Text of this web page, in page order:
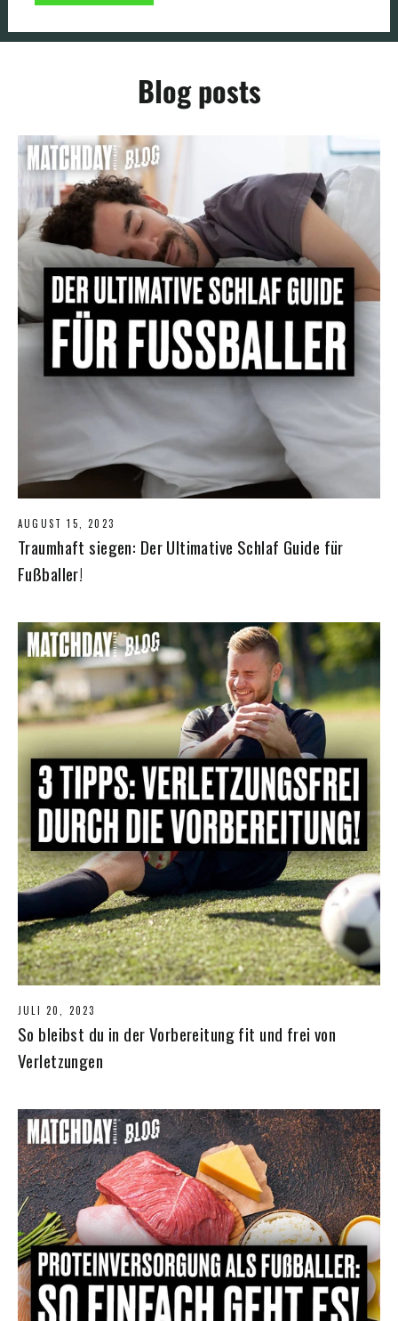
Blog posts
AUGUST 15, 2023
Traumhaft siegen: Der Ultimative Schlaf Guide für
Fußballer!
JULI 20, 2023
So bleibst du in der Vorbereitung fit und frei von
Verletzungen